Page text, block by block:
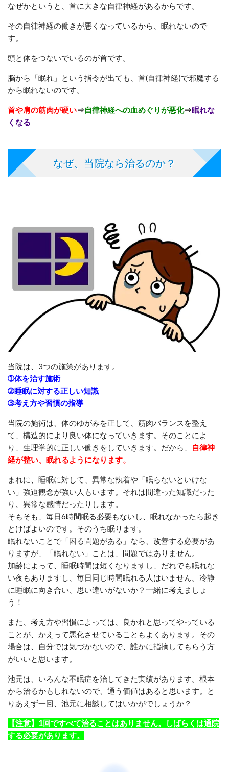
なぜかというと、首に大きな自律神経があるからです。
その自律神経の働きが悪くなっているから、眠れないので
す。
頭と体をつないでいるのが首です。
脳から「眠れ」という指令が出ても、首(自律神経)で邪魔する
から眠れないのです。
首や肩の筋肉が硬い⇒自律神経への血めぐりが悪化⇒眠れな
くなる
なぜ、当院なら治るのか？
当院は、3つの施策があります。
➀体を治す施術
➁睡眠に対する正しい知識
➂考え方や習慣の指導
当院の施術は、体のゆがみを正して、筋肉バランスを整え
て、構造的により良い体になっていきます。そのことによ
り、生理学的に正しい働きをしていきます。だから、
自律神
経が整い、眠れるようになります。
まれに、睡眠に対して、異常な執着や「眠らないといけな
い」強迫観念が強い人もいます。それは間違った知識だった
り、異常な感情だったりします。
そもそも、毎日6時間眠る必要もないし、眠れなかったら起き
とけばよいのです。そのうち眠ります。
眠れないことで「困る問題がある」なら、改善する必要があ
りますが、「眠れない」ことは、問題ではありません。
加齢によって、睡眠時間は短くなりますし、だれでも眠れな
い夜もありますし、毎日同じ時間眠れる人はいません。冷静
に睡眠に向き合い、思い違いがないか？一緒に考えましょ
う！
また、考え方や習慣によっては、良かれと思ってやっている
ことが、かえって悪化させていることもよくあります。その
場合は、自分では気づかないので、誰かに指摘してもらう方
がいいと思います。
池元は、いろんな不眠症を治してきた実績があります。根本
から治るかもしれないので、通う価値はあると思います。と
りあえず一回、池元に相談してはいかがでしょうか？
【注意】1回ですべて治ることはありません。しばらくは通院
する必要があります。